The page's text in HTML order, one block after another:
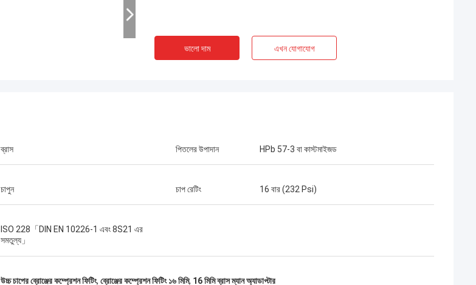
ভালো দাম এখন যোগাযোগ
ব্রাস পিতলের উপাদান HPb 57-3 বা কাস্টমাইজড
চাপুন চাপ রেটিং 16 বার (232 Psi)
ISO 228「DIN EN 10226-1 এবং 8S21 এর
সমতুল্য」
উচ্চ চাপের ব্রোঞ্জের কম্প্রেশন ফিটিং, ব্রোঞ্জের কম্প্রেশন ফিটিং ১৬ মিমি, 16 মিমি ব্রাস ম্যান অ্যাডাপ্টার